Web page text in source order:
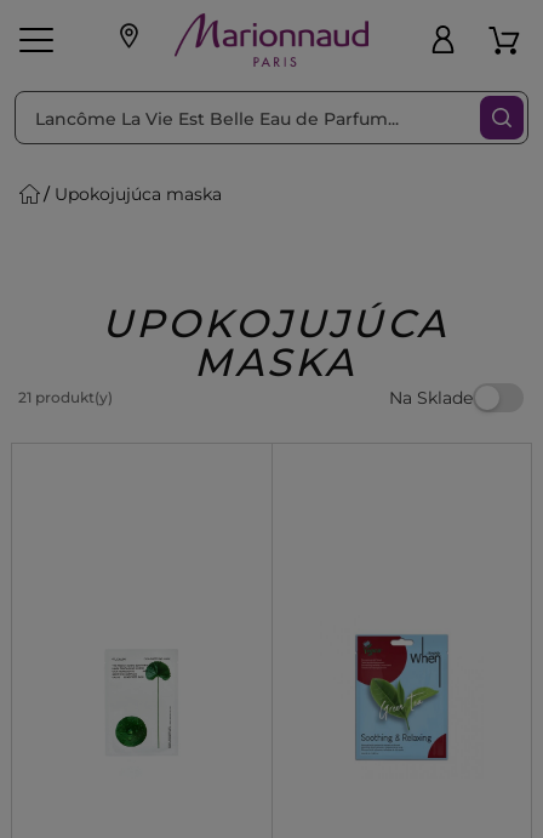
pleť Líčenie Vône
Beauty
Upokojujúca maska
UPOKOJUJÚCA
MASKA
21 produkt(y) Na Sklade
Triediť podľa Filtrovať